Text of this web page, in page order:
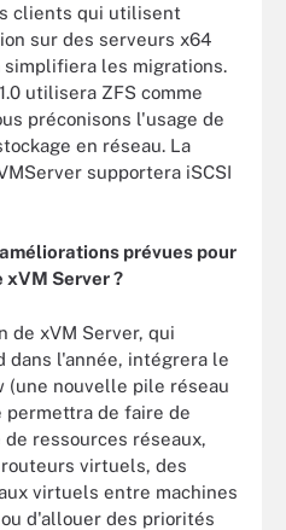
clients qui utilisent
sur des serveurs x64
les migrations.
utilisera ZFS comme
préconisons l'usage de
en réseau. La
supportera iSCSI
prévues pour
xVM Server ?
de xVM Server, qui
dans l'année, intégrera le
(une nouvelle pile réseau
permettra de faire de
ressources réseaux,
virtuels, des
virtuels entre machines
d'allouer des priorités